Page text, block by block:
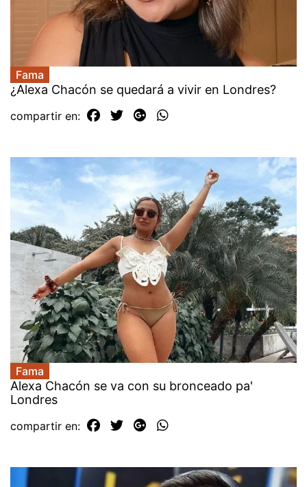
Fama
¿Alexa Chacón se quedará a vivir en Londres?
compartir en:
Fama
Alexa Chacón se va con su bronceado pa'
Londres
compartir en: